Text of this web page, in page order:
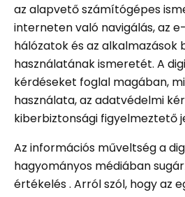
az alapvető számítógépes
interneten való navigálás, az
hálózatok és az alkalmazások
használatának ismeretét. A
kérdéseket foglal magában,
használata, az adatvédelmi
kiberbiztonsági figyelmeztető
Az információs műveltség a
hagyományos médiában
értékelés . Arról szól, hogy az